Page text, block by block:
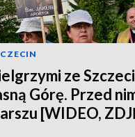
ze
Górę. Przed
[WIDEO,